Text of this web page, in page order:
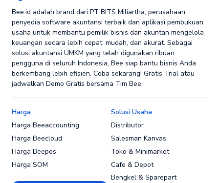
Bee.id adalah brand dari PT BITS Miliartha, perusahaan
penyedia software akuntansi terbaik dan aplikasi pembukuan
usaha untuk membantu pemilik bisnis dan akuntan mengelola
keuangan secara lebih cepat, mudah, dan akurat. Sebagai
solusi akuntansi UMKM yang telah digunakan ribuan
pengguna di seluruh Indonesia, Bee siap bantu bisnis Anda
berkembang lebih efisien. Coba sekarang! Gratis Trial atau
jadwalkan Demo Gratis bersama Tim Bee.
Harga
Harga Beeaccounting
Harga Beecloud
Harga Beepos
Harga SOM
Solusi Usaha
Distributor
Salesman Kanvas
Toko & Minimarket
Cafe & Depot
Bengkel & Sparepart